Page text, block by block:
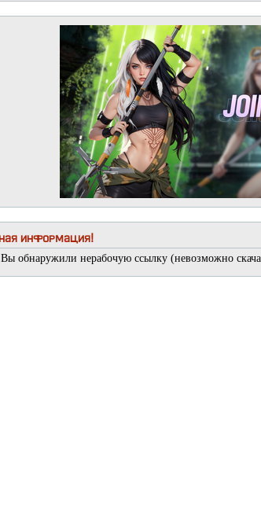
информация!
обнаружили нерабочую ссылку (невозможно